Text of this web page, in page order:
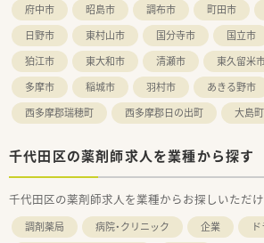
府中市
昭島市 調布市 町田市
日野市
東村山市 国分寺市 国立市
狛江市
東大和市 清瀬市 東久留米
多摩市
稲城市 羽村市 あきる野市
西多摩郡瑞穂町
西多摩郡日の出町 大島町
千代田区の薬剤師求人を業種から探す
千代田区の薬剤師求人を業種からお探しいただけ
調剤薬局 病院・クリニック 企業